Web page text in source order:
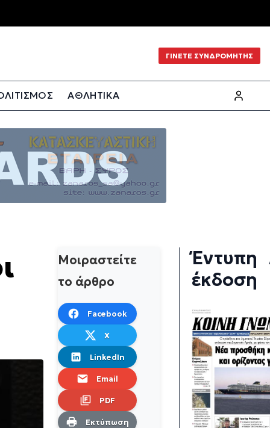
ΓΙΝΕΤΕ ΣΥΝΔΡΟΜΗΤΗΣ
ΑΘΛΗΤΙΚΑ
Μοιραστείτε
το άρθρο
Facebook
X
LinkedIn
Email
PDF
Εκτύπωση
Έντυπη
έκδοση